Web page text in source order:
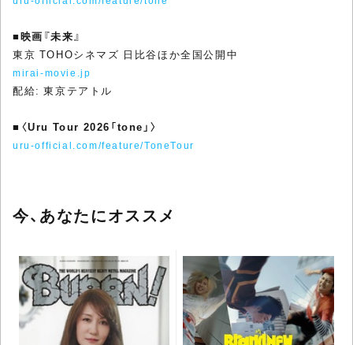
■映画『未来』
東京 TOHOシネマズ 日比谷ほか全国公開中
mirai-movie.jp
配給: 東京テアトル
■ 〈Uru Tour 2026「tone」〉
uru-official.com/feature/ToneTour
今、あなたにオススメ